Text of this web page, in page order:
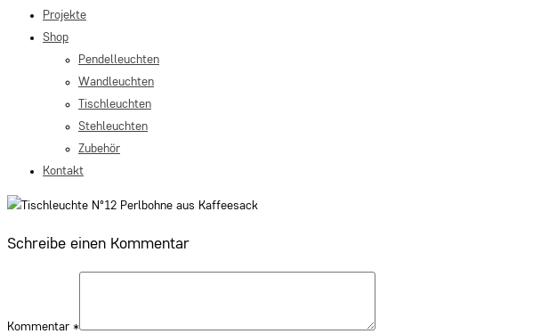
Projekte
Shop
Pendelleuchten
Wandleuchten
Tischleuchten
Stehleuchten
Zubehör
Kontakt
Schreibe einen Kommentar
Kommentar *